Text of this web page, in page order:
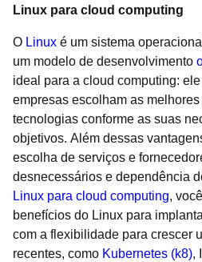
Linux para cloud computing
O Linux é um sistema
um modelo de desenvolvimento
ideal para a cloud computing:
empresas escolham as
tecnologias conforme as suas
objetivos. Além dessas
escolha de serviços e
desnecessários e dependência
Linux para cloud computing,
benefícios do Linux para
com a flexibilidade para crescer
recentes, como Kubernetes (k8),